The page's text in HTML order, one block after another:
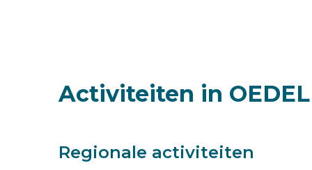
Activiteiten in
Regionale activiteiten